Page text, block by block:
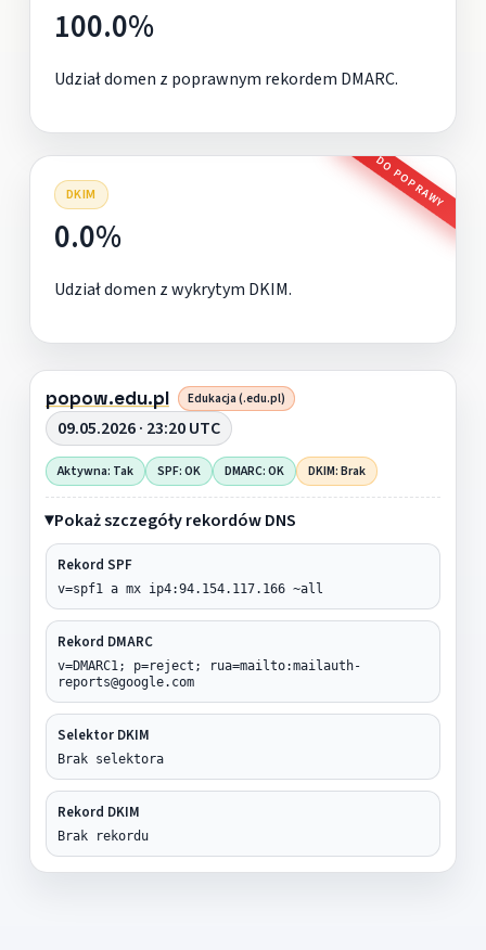
100.0%
Udział domen z poprawnym rekordem DMARC.
DKIM DO POPRAWY
0.0%
Udział domen z wykrytym DKIM.
popow.edu.pl Edukacja (.edu.pl)
09.05.2026 · 23:20 UTC
Aktywna: Tak SPF: OK DMARC: OK DKIM: Brak
Pokaż szczegóły rekordów DNS
Rekord SPF
v=spf1 a mx ip4:94.154.117.166 ~all
Rekord DMARC
v=DMARC1; p=reject; rua=mailto:mailauth-
reports@google.com
Selektor DKIM
Brak selektora
Rekord DKIM
Brak rekordu